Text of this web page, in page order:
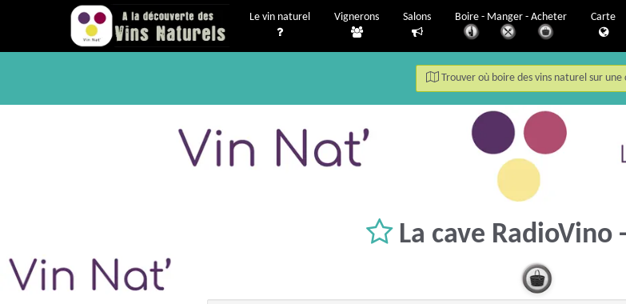
Le vin naturel Vignerons Salons Boire - Manger - Acheter Carte
Trouver où boire des vins naturel sur une
La cave RadioVino